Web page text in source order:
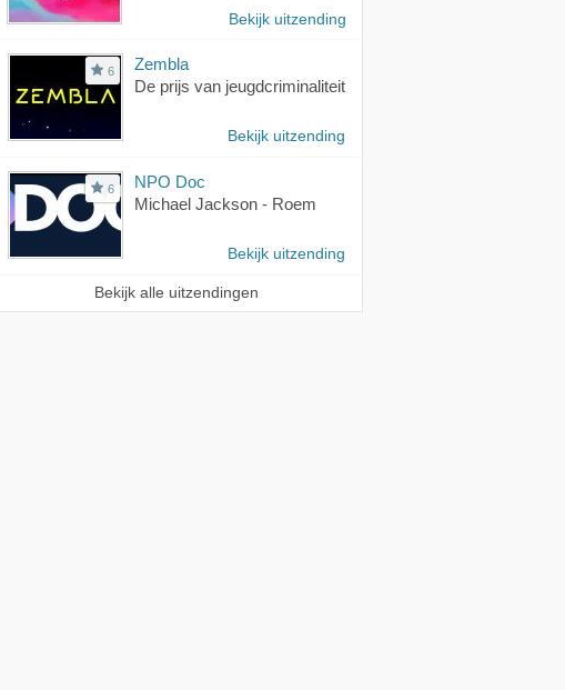
Bekijk uitzending
6
Zembla
De prijs van jeugdcriminaliteit
Bekijk uitzending
6
NPO Doc
Michael Jackson - Roem
Bekijk uitzending
Bekijk alle uitzendingen